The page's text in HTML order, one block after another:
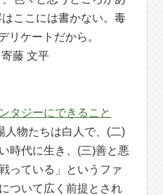
ここには書かない。毒
リケートだから。
藤 文平
タジーにできること
人物たちは白人で、(二)
時代に生き、(三)善と悪
っている」というファ
ついて広く前提とされ